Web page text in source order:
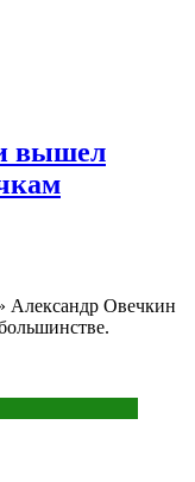
вышел
Александр Овечкин